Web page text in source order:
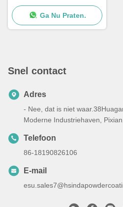
Meubelen
Ga Nu Praten.
Snel contact
Adres
- Nee, dat is niet
Moderne Industriehaven,
Telefoon
86-18190826106
E-mail